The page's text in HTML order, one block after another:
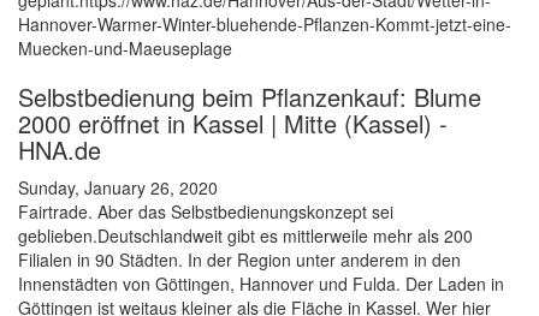
Hannover-Warmer-Winter-bluehende-Pflanzen-Kommt-jetzt-eine-
Muecken-und-Maeuseplage
Selbstbedienung beim Pflanzenkauf: Blume
2000 eröffnet in Kassel | Mitte (Kassel) -
HNA.de
Sunday, January 26, 2020
Fairtrade. Aber das Selbstbedienungskonzept sei
geblieben.Deutschlandweit gibt es mittlerweile mehr als 200
Filialen in 90 Städten. In der Region unter anderem in den
Innenstädten von Göttingen, Hannover und Fulda. Der Laden in
Göttingen ist weitaus kleiner als die Fläche in Kassel. Wer hier